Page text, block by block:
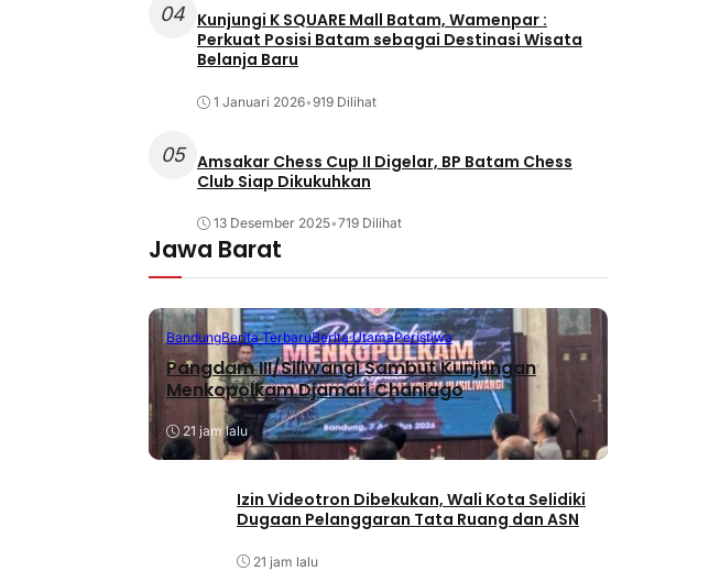
04 Kunjungi K SQUARE Mall Batam, Wamenpar :
Perkuat Posisi Batam sebagai Destinasi Wisata
Belanja Baru
1 Januari 2026•919 Dilihat
05 Amsakar Chess Cup II Digelar, BP Batam Chess
Club Siap Dikukuhkan
13 Desember 2025•719 Dilihat
Jawa Barat
BandungBerita TerbaruBerita UtamaPeristiwa
Pangdam III/Siliwangi Sambut Kunjungan
Menkopolkam Djamari Chaniago
21 jam lalu
Izin Videotron Dibekukan, Wali Kota Selidiki
Dugaan Pelanggaran Tata Ruang dan ASN
21 jam lalu